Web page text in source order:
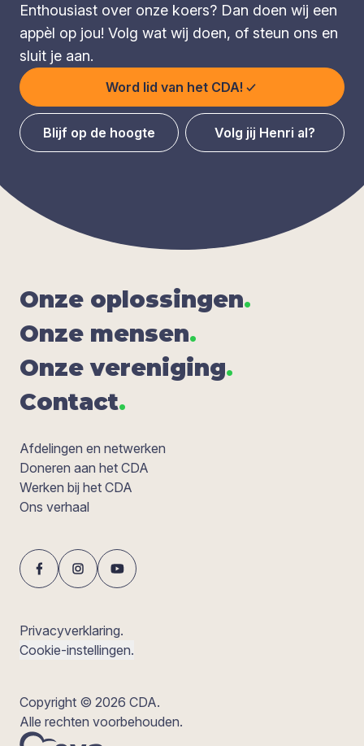
Enthousiast over onze koers? Dan doen wij een
appèl op jou! Volg wat wij doen, of steun ons en
sluit je aan.
Word lid van het CDA!
Blijf op de hoogte Volg jij Henri al?
Onze oplos­sin­gen.
Onze men­sen.
Onze ver­e­ni­ging.
Con­tact.
Afdelingen en netwerken
Doneren aan het CDA
Werken bij het CDA
Ons verhaal
Privacyverklaring.
Cookie-instellingen.
Copyright © 2026 CDA.
Alle rechten voorbehouden.